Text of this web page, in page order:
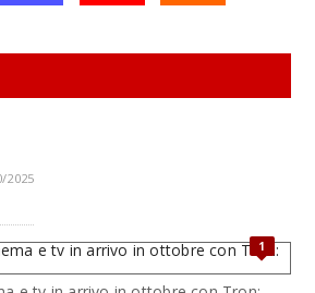
2025
1